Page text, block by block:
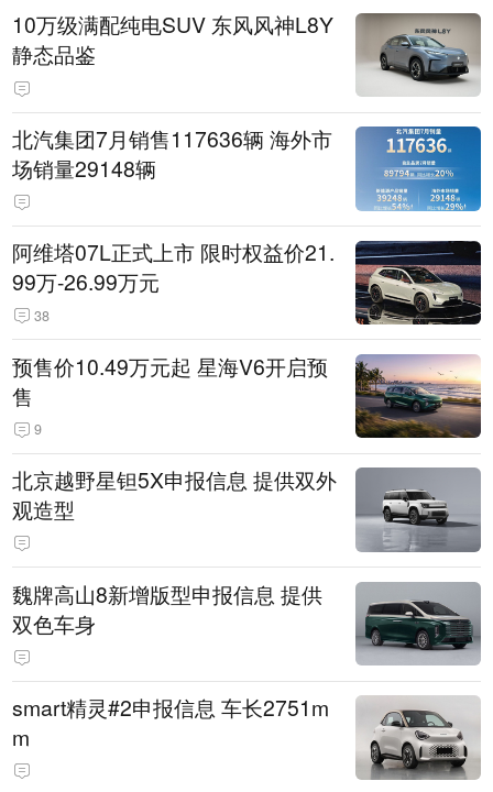
10万级满配纯电SUV 东风风神L8Y
静态品鉴
北汽集团7月销售117636辆 海外市
场销量29148辆
阿维塔07L正式上市 限时权益价21.
99万-26.99万元
38
预售价10.49万元起 星海V6开启预
售
9
北京越野星钽5X申报信息 提供双外
观造型
魏牌高山8新增版型申报信息 提供
双色车身
smart精灵#2申报信息 车长2751m
m